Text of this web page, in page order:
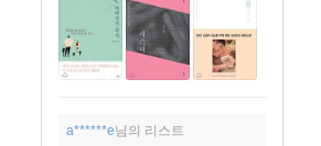
a******e님의 리스트